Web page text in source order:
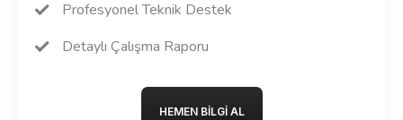
Profesyonel Teknik Destek
Detaylı Çalışma Raporu
HEMEN BILGI AL